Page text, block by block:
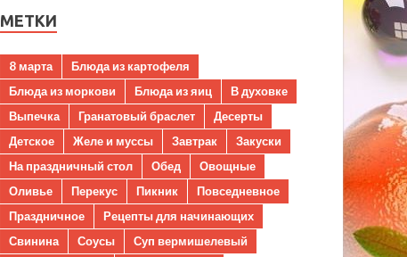
МЕТКИ
8 марта
Блюда из картофеля
Блюда из моркови
Блюда из яиц
В духовке
Выпечка
Гранатовый браслет
Десерты
Детское
Желе и муссы Завтрак
Закуски
На праздничный стол
Обед
Овощные
Оливье
Перекус Пикник
Повседневное
Праздничное
Рецепты для начинающих
Свинина
Соусы
Суп вермишелевый